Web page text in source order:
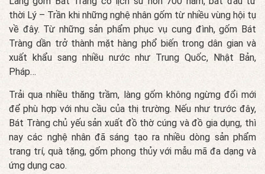
thời Lý – Trần khi những nghệ nhân gốm từ nhiều vùng hội tụ
về đây. Từ những sản phẩm phục vụ cung đình, gốm Bát
Tràng dần trở thành mặt hàng phổ biến trong dân gian và
xuất khẩu sang nhiều nước như Trung Quốc, Nhật Bản,
Pháp…
Trải qua nhiều thăng trầm, làng gốm không ngừng đổi mới
để phù hợp với nhu cầu của thị trường. Nếu như trước đây,
Bát Tràng chủ yếu sản xuất đồ thờ cúng và đồ gia dụng, thì
nay các nghệ nhân đã sáng tạo ra nhiều dòng sản phẩm
trang trí, quà tặng, gốm phong thủy với mẫu mã đa dạng và
ứng dụng cao.